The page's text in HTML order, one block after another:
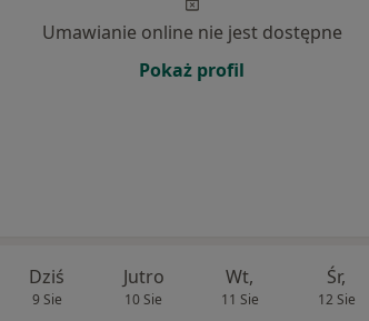
Umawianie online nie jest dostępne
Pokaż profil
Dziś
9 Sie
Jutro
10 Sie
Wt,
11 Sie
Śr,
12 Sie